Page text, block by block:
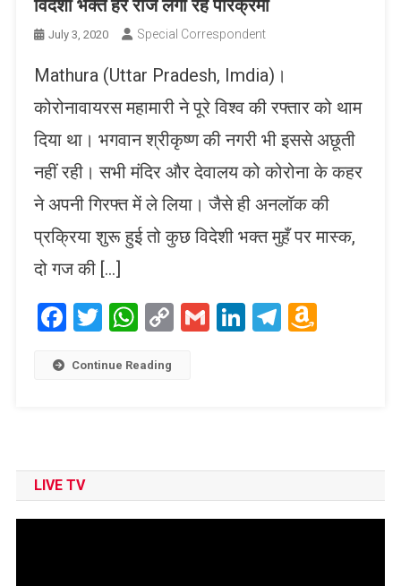
विदेशी भक्त हर रोज लगा रहे परिक्रमा
July 3, 2020 Special Correspondent
Mathura (Uttar Pradesh, Imdia)।
कोरोनावायरस महामारी ने पूरे विश्व की रफ्तार को थाम
दिया था। भगवान श्रीकृष्ण की नगरी भी इससे अछूती
नहीं रही। सभी मंदिर और देवालय को कोरोना के कहर
ने अपनी गिरफ्त में ले लिया। जैसे ही अनलॉक की
प्रक्रिया शुरू हुई तो कुछ विदेशी भक्त मुहँ पर मास्क,
दो गज की […]
Facebook
Twitter
WhatsApp
CopyGmailLinkedIn
Telegram
Continue Reading
LIVE TV